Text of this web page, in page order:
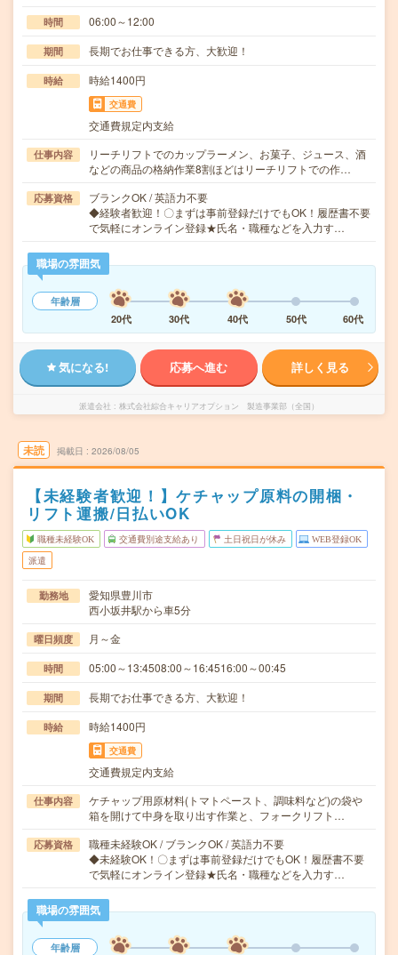
時間 06:00～12:00
期間 長期でお仕事できる方、大歓迎！
時給 時給1400円
交通費
交通費規定内支給
仕事内容
リーチリフトでのカップラーメン、お菓子、ジュース、酒
などの商品の格納作業8割ほどはリーチリフトでの作…
応募資格
ブランクOK / 英語力不要
◆経験者歓迎！〇まずは事前登録だけでもOK！履歴書不要
で気軽にオンライン登録★氏名・職種などを入力す…
職場の雰囲気
年齢層
20代
30代 40代 50代 60代
気になる! 応募へ進む 詳しく見る
派遣会社 株式会社綜合キャリアオプション 製造事業部（全国）
未読 掲載日 2026/08/05
【未経験者歓迎！】ケチャップ原料の開梱・
リフト運搬/日払いOK
職種未経験OK 交通費別途支給あり 土日祝日が休み WEB登録OK
派遣
勤務地
愛知県豊川市
西小坂井駅から車5分
曜日頻度 月～金
時間 05:00～13:4508:00～16:4516:00～00:45
期間 長期でお仕事できる方、大歓迎！
時給 時給1400円
交通費
交通費規定内支給
仕事内容
ケチャップ用原材料(トマトペースト、調味料など)の袋や
箱を開けて中身を取り出す作業と、フォークリフト…
応募資格
職種未経験OK / ブランクOK / 英語力不要
◆未経験OK！〇まずは事前登録だけでもOK！履歴書不要
で気軽にオンライン登録★氏名・職種などを入力す…
職場の雰囲気
年齢層